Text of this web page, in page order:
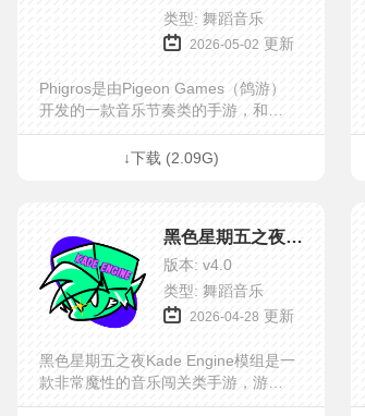
类型: 舞蹈音乐
2026-05-02 更新
Phigros是由Pigeon Games（鸽游）
开发的一款音乐节奏类的手游，和其
它音乐游戏不同的是，Phigros游戏里
面的曲调谱面是随机变化的，例如在
度较高。
↓下载 (2.09G)
黑色星期五之夜Kade Engine模组
版本: v4.0
类型: 舞蹈音乐
2026-04-28 更新
黑色星期五之夜Kade Engine模组是一
款非常魔性的音乐闯关类手游，游戏
的玩法简单，规则容易，很有意思。